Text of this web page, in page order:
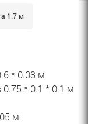
1.7 м
* 0.08 м
* 0.1 * 0.1 м
м